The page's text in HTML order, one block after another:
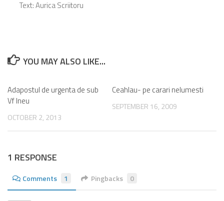
Text: Aurica Scriitoru
YOU MAY ALSO LIKE...
Adapostul de urgenta de sub
Vf Ineu
OCTOBER 2, 2013
Ceahlau- pe carari nelumesti
SEPTEMBER 16, 2009
1 RESPONSE
Comments 1 Pingbacks 0